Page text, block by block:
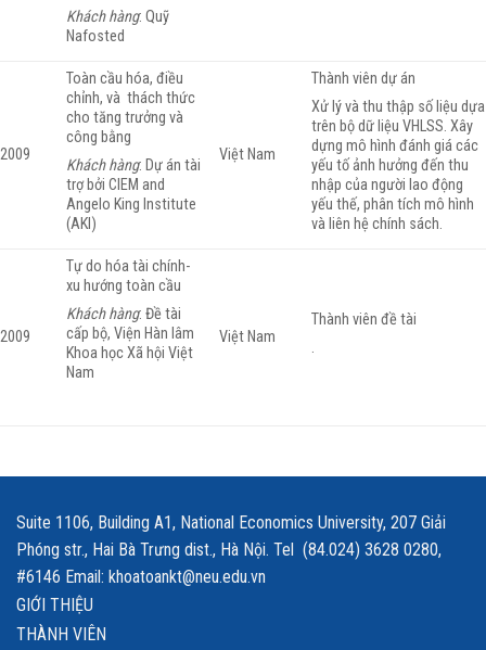
Khách hàng: Quỹ
Nafosted
2009
Toàn cầu hóa, điều
chỉnh, và thách thức
cho tăng trưởng và
công bằng
Khách hàng: Dự án tài
trợ bởi CIEM and
Angelo King Institute
(AKI)
Việt Nam
Thành viên dự án
Xử lý và thu thập số liệu dựa
trên bộ dữ liệu VHLSS. Xây
dựng mô hình đánh giá các
yếu tố ảnh hưởng đến thu
nhập của người lao động
yếu thế, phân tích mô hình
và liên hệ chính sách.
2009
Tự do hóa tài chính-
xu hướng toàn cầu
Khách hàng: Đề tài
cấp bộ, Viện Hàn lâm
Khoa học Xã hội Việt
Nam
Việt Nam
Thành viên đề tài
.
Suite 1106, Building A1, National Economics University, 207 Giải
Phóng str., Hai Bà Trưng dist., Hà Nội. Tel (84.024) 3628 0280,
#6146 Email: khoatoankt@neu.edu.vn
GIỚI THIỆU
THÀNH VIÊN